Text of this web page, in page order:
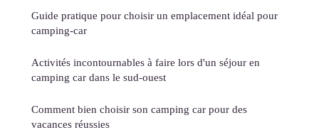
Guide pratique pour choisir un emplacement idéal pour
camping-car
Activités incontournables à faire lors d'un séjour en
camping car dans le sud-ouest
Comment bien choisir son camping car pour des
vacances réussies